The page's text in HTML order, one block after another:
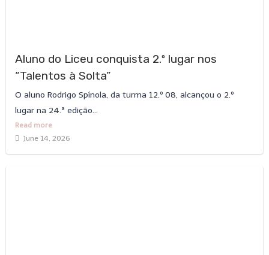
Aluno do Liceu conquista 2.º lugar nos
“Talentos à Solta”
O aluno Rodrigo Spínola, da turma 12.º 08, alcançou o 2.º
lugar na 24.ª edição...
Read more
June 14, 2026